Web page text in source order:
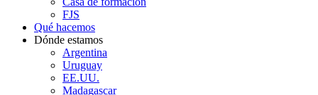
FJS
Qué hacemos
Dónde estamos
Argentina
Uruguay
EE.UU.
Madagascar